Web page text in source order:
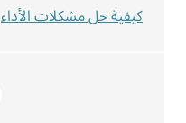
كيفية حل مشكلات الأداء